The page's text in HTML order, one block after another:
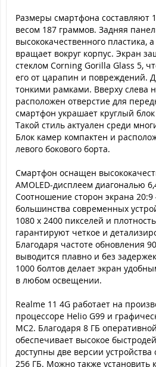
Размеры смартфона составляют
весом 187 граммов. Задняя
высококачественного пластика,
вращает вокруг корпус. Экран
стеклом Corning Gorilla Glass 5,
его от царапин и повреждений.
тонкими рамками. Вверху слева
расположен отверстие для
смартфон украшает круглый
Такой стиль актуален среди
Блок камер компактен и
левого бокового борта.
Смартфон оснащен
AMOLED-дисплеем диагональю
Соотношение сторон экрана 20:9
большинства современных
1080 x 2400 пикселей и
гарантируют четкое и
Благодаря частоте обновления
выводится плавно и без
1000 болтов делает экран
в любом освещении.
Realme 11 4G работает на
процессоре Helio G99 и
MC2. Благодаря 8 ГБ
обеспечивает высокое
доступны две версии
256 ГБ. Можно также установить